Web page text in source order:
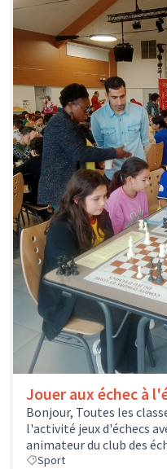
Jouer aux échec à
Bonjour, Toutes les
l'activité jeux d'échecs
animateur du club des
Sport